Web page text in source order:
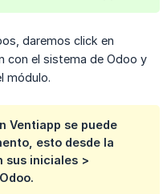
daremos click en
con el sistema de Odoo y
módulo.
Ventiapp se puede
esto desde la
sus iniciales >